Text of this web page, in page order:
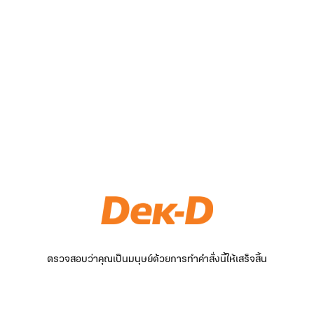
ตรวจสอบว่าคุณเป็นมนุษย์ด้วยการทำคำสั่งนี้ให้เสร็จสิ้น